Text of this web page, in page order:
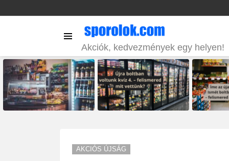
Akciók, kedvezmények egy helyen!
STORIES
AKCIÓS ÚJSÁG